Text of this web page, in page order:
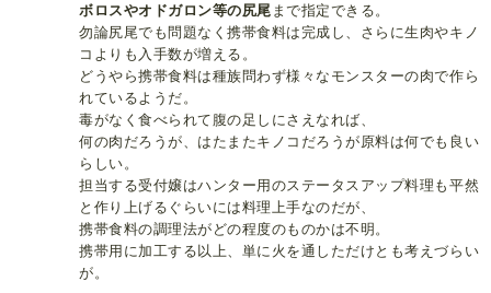
ボロスやオドガロン等の尻尾 まで指定できる。
勿論尻尾でも問題なく携帯食料は完成し、さらに生肉やキノ
コよりも入手数が増える。
どうやら携帯食料は種族問わず様々なモンスターの肉で作ら
れているようだ。
毒がなく食べられて腹の足しにさえなれば、
何の肉だろうが、はたまたキノコだろうが原料は何でも良い
らしい。
担当する受付嬢はハンター用のステータスアップ料理も平然
と作り上げるぐらいには料理上手なのだが、
携帯食料の調理法がどの程度のものかは不明。
携帯用に加工する以上、単に火を通しただけとも考えづらい
が。